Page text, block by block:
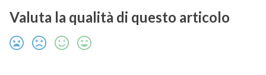
Valuta la qualità di questo articolo